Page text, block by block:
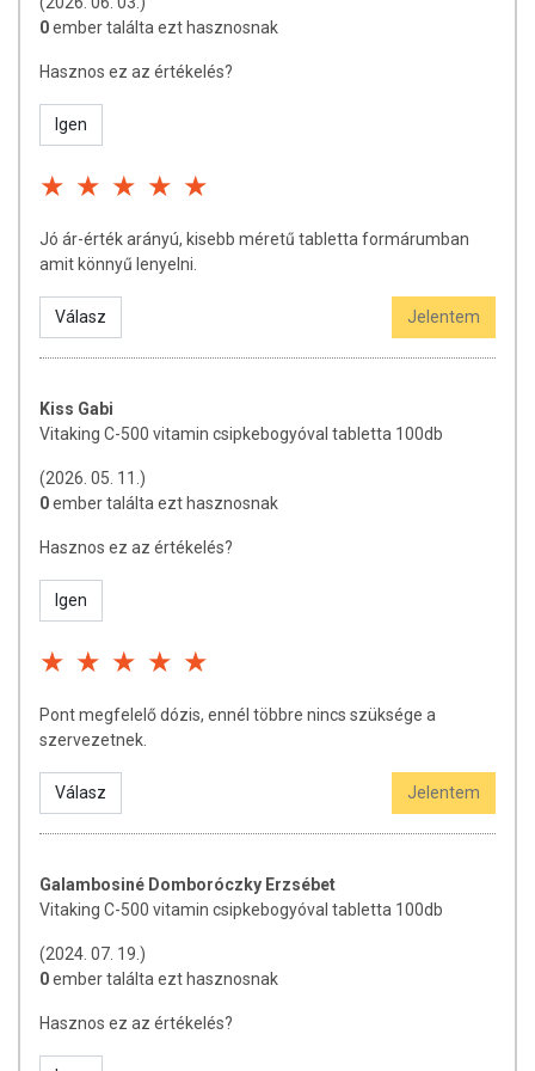
időpontot.
Tárolás:
tartandó!
Forgalmazza:Vitaking Kft.
A felhasználási javaslatban megadott mennyiséget ne lépje túl!
A termék nem helyettesíti a vegyes étrendet és az egészséges
0ember találta ezt hasznosnak
Hasznos ez az értékelés?
Igen
Jó ár-érték arányú, kisebb méretű tabletta formárumban
amit könnyű lenyelni.
Válasz Jelentem
Kiss Gabi
Vitaking C-500 vitamin csipkebogyóval tabletta 100db
(2026. 05. 11.)
0ember találta ezt hasznosnak
Hasznos ez az értékelés?
Igen
Pont megfelelő dózis, ennél többre nincs szüksége a
szervezetnek.
Válasz Jelentem
Galambosiné Domboróczky Erzsébet
Vitaking C-500 vitamin csipkebogyóval tabletta 100db
(2024. 07. 19.)
0ember találta ezt hasznosnak
Hasznos ez az értékelés?